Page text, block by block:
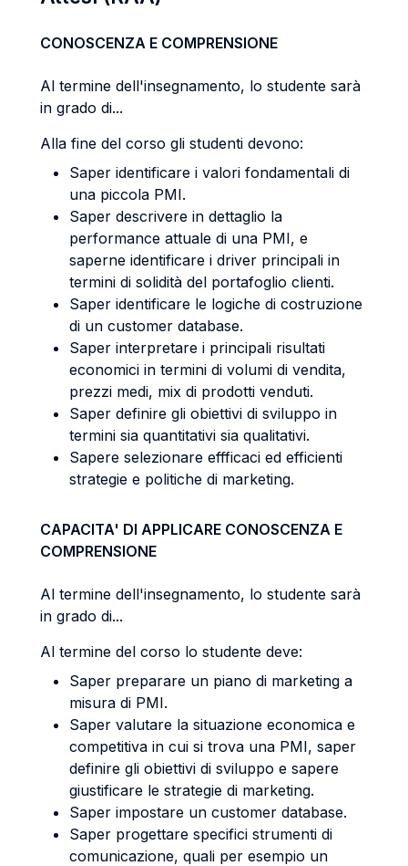
CONOSCENZA E COMPRENSIONE
Al termine dell'insegnamento, lo studente sarà
in grado di...
Alla fine del corso gli studenti devono:
Saper identificare i valori fondamentali di
una piccola PMI.
Saper descrivere in dettaglio la
performance attuale di una PMI, e
saperne identificare i driver principali in
termini di solidità del portafoglio clienti.
Saper identificare le logiche di costruzione
di un customer database.
Saper interpretare i principali risultati
economici in termini di volumi di vendita,
prezzi medi, mix di prodotti venduti.
Saper definire gli obiettivi di sviluppo in
termini sia quantitativi sia qualitativi.
Sapere selezionare effficaci ed efficienti
strategie e politiche di marketing.
CAPACITA' DI APPLICARE CONOSCENZA E
COMPRENSIONE
Al termine dell'insegnamento, lo studente sarà
in grado di...
Al termine del corso lo studente deve:
Saper preparare un piano di marketing a
misura di PMI.
Saper valutare la situazione economica e
competitiva in cui si trova una PMI, saper
definire gli obiettivi di sviluppo e sapere
giustificare le strategie di marketing.
Saper impostare un customer database.
Saper progettare specifici strumenti di
comunicazione, quali per esempio un